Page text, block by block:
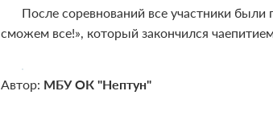
После соревнований все участники были
сможем все!», который закончился
Автор: МБУ ОК "Нептун"